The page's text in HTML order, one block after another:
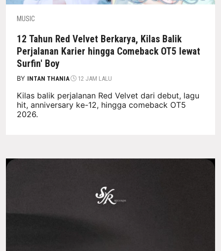
MUSIC
12 Tahun Red Velvet Berkarya, Kilas Balik
Perjalanan Karier hingga Comeback OT5 lewat
Surfin' Boy
BY INTAN THANIA 12 JAM LALU
Kilas balik perjalanan Red Velvet dari debut, lagu
hit, anniversary ke-12, hingga comeback OT5
2026.